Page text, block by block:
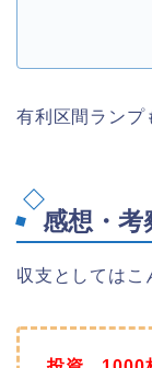
有利区間ランプ
感想・考
収支としてはこ